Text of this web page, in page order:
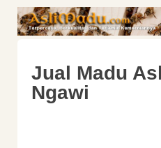
Jual Madu
Ngawi